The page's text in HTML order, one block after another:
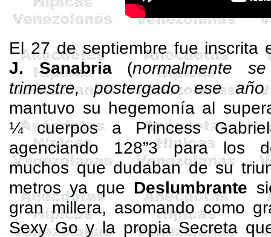
El 27 de septiembre fue inscrita
J. Sanabria(normalmente
trimestre, postergado ese
mantuvo su hegemonía al
¼ cuerpos a Princess
agenciando 128”3 para los
muchos que dudaban de su
metros ya que Deslumbrante
granmillera, asomando como
SexyGoy la propia Secreta